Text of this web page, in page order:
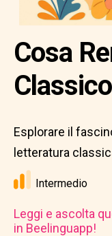
Cosa
Classico
Esplorare il
letteratura
Intermedio
Leggi e ascolta
in Beelinguapp!